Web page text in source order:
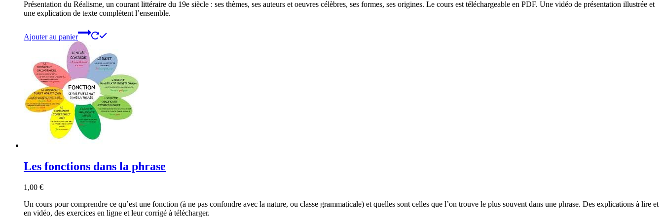
Présentation du Réalisme, un courant littéraire du 19e siècle : ses thèmes, ses auteurs et oeuvres célèbres, ses formes, ses origines. Le cours est téléchargeable en PDF. Une vidéo de présentation illustrée et
une explication de texte complètent l’ensemble.
Ajouter au panier
Les fonctions dans la phrase
1,00 €
Un cours pour comprendre ce qu’est une fonction (à ne pas confondre avec la nature, ou classe grammaticale) et quelles sont celles que l’on trouve le plus souvent dans une phrase. Des explications à lire et
en vidéo, des exercices en ligne et leur corrigé à télécharger.